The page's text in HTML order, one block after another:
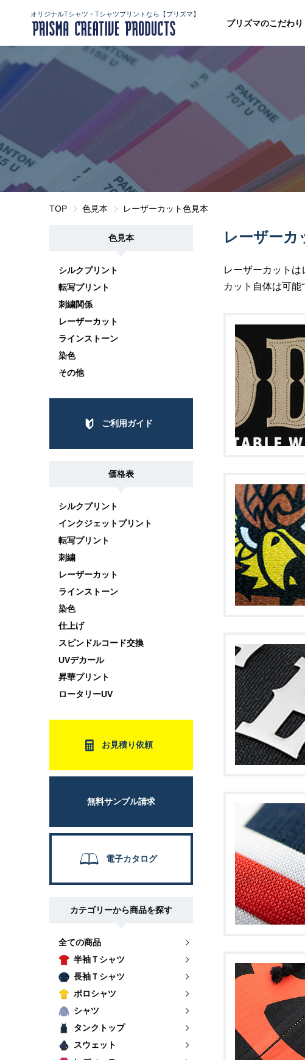
オリジナルTシャツ・Tシャツプリントなら【プリズマ】
プリズマのこだわり
TOP 色見本 レーザーカット色見本
色見本
シルクプリント
転写プリント
刺繍関係
レーザーカット
ラインストーン
染色
その他
ご利用ガイド
価格表
シルクプリント
インクジェットプリント
転写プリント
刺繍
レーザーカット
ラインストーン
染色
仕上げ
スピンドルコード交換
UVデカール
昇華プリント
ロータリーUV
お見積り依頼
無料サンプル請求
電子カタログ
カテゴリーから商品を探す
全ての商品
半袖Ｔシャツ
長袖Ｔシャツ
ポロシャツ
シャツ
タンクトップ
スウェット
レーザーカ
レーザーカット
カット自体は可能